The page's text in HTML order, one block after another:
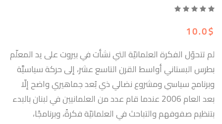
10.0$
لم تتحوّل الفكرة العلمانيّة التي نشأت في بيروت على يد المعلّم
بطرس البستاني أواسط القرن التاسع عشر، إلى حركة سياسيَّة
وبرنامج سياسي ومشروع نضالي ذي بُعد جماهيري واضح إلّا
بعد العام 2006 عندما قام عدد من العلمانيين في لبنان بالبدء
بتنظيم صفوفهم والتباحث في العلمانيّة فكرةً، وبرنامجًا،